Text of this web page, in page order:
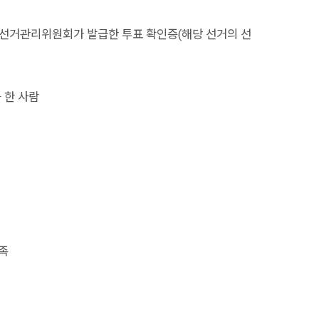
거관리위원회가 발급한 투표 확인증(해당 선거의 선
한 사람